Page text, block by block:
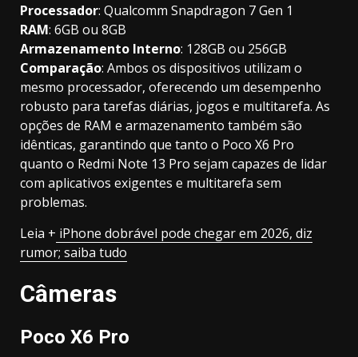
Processador: Qualcomm Snapdragon 7 Gen 1
RAM: 6GB ou 8GB
Armazenamento Interno: 128GB ou 256GB
Comparação: Ambos os dispositivos utilizam o
mesmo processador, oferecendo um desempenho
robusto para tarefas diárias, jogos e multitarefa. As
opções de RAM e armazenamento também são
idênticas, garantindo que tanto o Poco X6 Pro
quanto o Redmi Note 13 Pro sejam capazes de lidar
com aplicativos exigentes e multitarefa sem
problemas.
Leia + iPhone dobrável pode chegar em 2026, diz
rumor; saiba tudo
Câmeras
Poco X6 Pro